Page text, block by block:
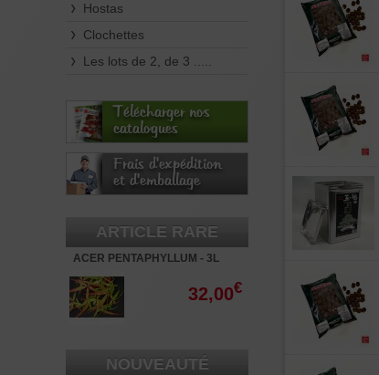
Hostas
Clochettes
Les lots de 2, de 3 .....
Télécharger nos
catalogues
Frais d'expédition
et d'emballage
ARTICLE RARE
ACER PENTAPHYLLUM - 3L
32,00€
NOUVEAUTÉ